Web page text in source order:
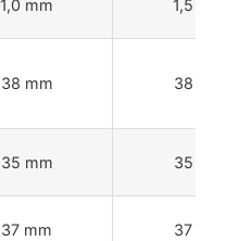
1,0 mm 1,5 mm
38 mm 38 mm
35 mm 35 mm
37 mm 37 mm